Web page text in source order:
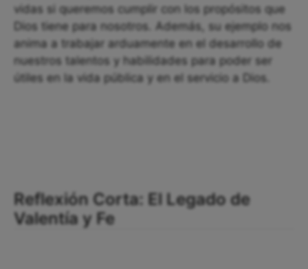
vidas si queremos cumplir con los propósitos que
Dios tiene para nosotros. Además, su ejemplo nos
anima a trabajar arduamente en el desarrollo de
nuestros talentos y habilidades para poder ser
útiles en la vida pública y en el servicio a Dios.
Reflexión Corta: El Legado de
Valentía y Fe